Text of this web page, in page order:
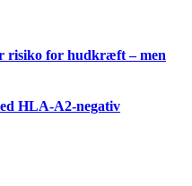
risiko for hudkræft – men
HLA-A2-negativ